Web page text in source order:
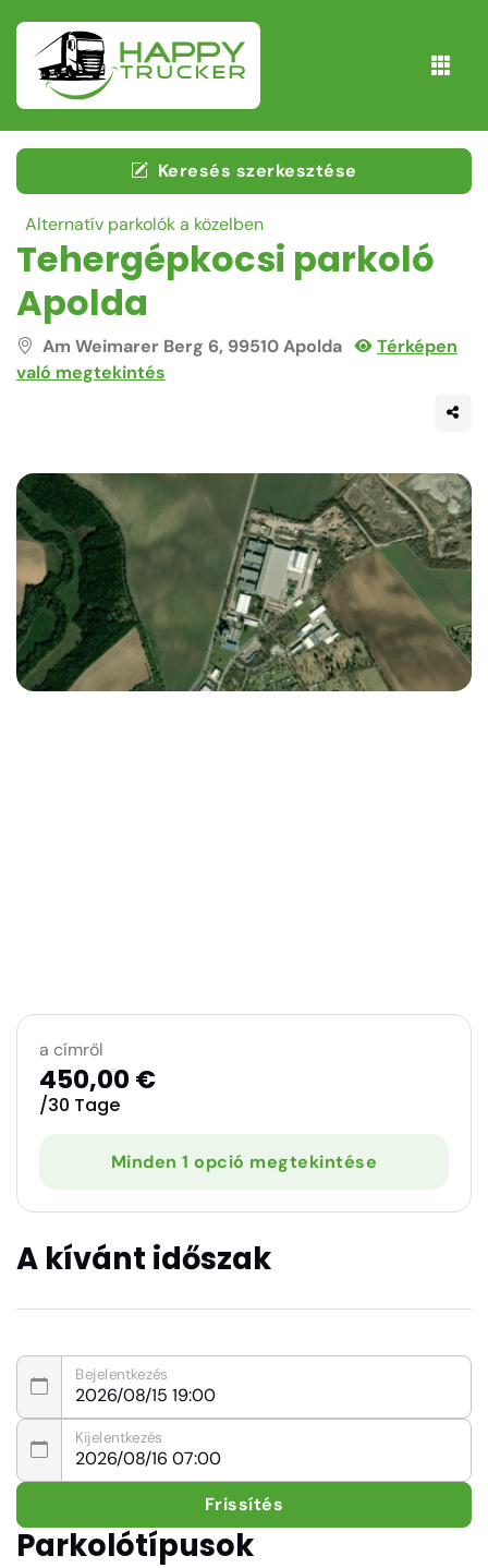
Keresés szerkesztése
Alternatív parkolók a közelben
Tehergépkocsi parkoló
Apolda
Am Weimarer Berg 6, 99510 Apolda
Térképen
való megtekintés
A kívánt időszak
Bejelentkezés
Kijelentkezés
Frissítés
Parkolótípusok
a címről
450,00 €
/30 Tage
Minden 1 opció megtekintése